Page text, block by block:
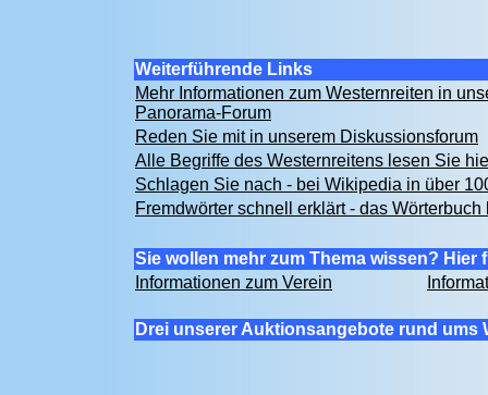
Weiterführende Links
Mehr Informationen zum Westernreiten in
Panorama-Forum
Reden Sie mit in unserem Diskussionsforum
Alle Begriffe des Westernreitens lesen Sie
Schlagen Sie nach - bei Wikipedia in über
Fremdwörter schnell erklärt - das Wörterbuch
Sie wollen mehr zum Thema wissen? Hier
Informationen zum Verein
Drei unserer Auktionsangebote rund ums